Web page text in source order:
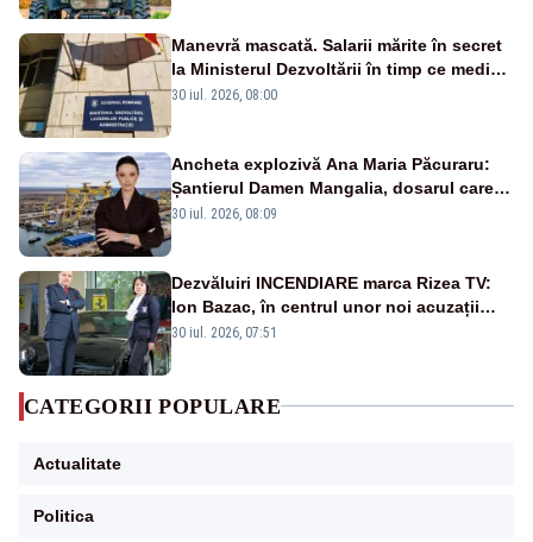
Manevră mascată. Salarii mărite în secret
la Ministerul Dezvoltării în timp ce medicii
ies în stradă
30 iul. 2026, 08:00
Ancheta explozivă Ana Maria Păcuraru:
Șantierul Damen Mangalia, dosarul care
scufundă apărarea României
30 iul. 2026, 08:09
Dezvăluiri INCENDIARE marca Rizea TV:
Ion Bazac, în centrul unor noi acuzații
publice
30 iul. 2026, 07:51
CATEGORII POPULARE
Actualitate
Politica